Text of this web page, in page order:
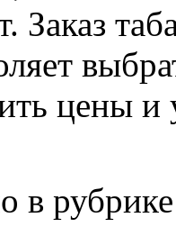
Заказ
цены
в